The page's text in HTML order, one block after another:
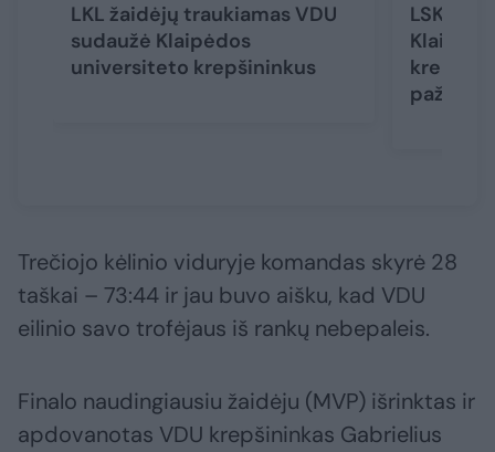
LKL žaidėjų traukiamas VDU
sudaužė Klaipėdos
universiteto krepšininkus
LSKL
Trečiojo kėlinio viduryje komandas skyrė 28
taškai – 73:44 ir jau buvo aišku, kad VDU
eilinio savo trofėjaus iš rankų nebepaleis.
Finalo naudingiausiu žaidėju (MVP) išrinktas ir
apdovanotas VDU krepšininkas Gabrielius